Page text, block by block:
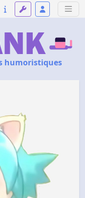
humoristiques